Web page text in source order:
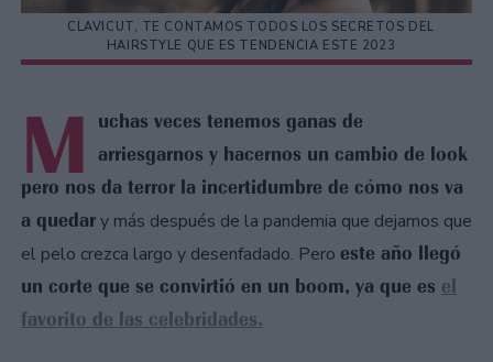
CLAVICUT, TE CONTAMOS TODOS LOS SECRETOS DEL
HAIRSTYLE QUE ES TENDENCIA ESTE 2023
M
uchas veces tenemos ganas de
arriesgarnos y hacernos un cambio de look
pero nos da terror la incertidumbre de cómo nos va
a quedary más después de la pandemia que dejamos que
el pelo crezca largo y desenfadado. Pero este año llegó
un corte que se convirtió en un boom, ya que es el
favorito de las celebridades.